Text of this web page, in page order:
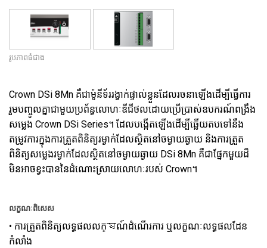
រូបភាពធំជាង
Crown DSi 8Mn គឺជាម៉ូនីទ័ររង្វាក់ផ្ទាល់ខ្លួនដែលរចនាឡើងដើម្បីធ្វើការ
រួមបញ្ចូលគ្នាជាមួយប្រព័ន្ធលោហៈឌីជីថលដោយប្រើប្រាស់ឧបករណ៍ពង្រឹង
សម្លេង Crown DSi Series។ ដែលបង្កើតឡើងដើម្បីឆ្លើយតបទៅនឹង
តម្រូវការក្នុងការត្រួតពិនិត្យរម្ងាក់ដែលស្ថិតនៅចម្ងាយឆ្ងាយ និងការត្រួត
ពិនិត្យសម្លេងរម្ងាក់ដែលស្ថិតនៅចម្ងាយឆ្ងាយ DSi 8Mn គឺជាផ្នែកមួយដ៏
មិនអាចខ្វះបាននៃដំណោះស្រាយលោហៈរបស់ Crown។
លក្ខណៈពិសេស
• ការត្រួតពិនិត្យលទ្ធផលលក្ষណ៍ដំណើរការ ឬលក្ខណៈលទ្ធផលដែន
កំលាំង